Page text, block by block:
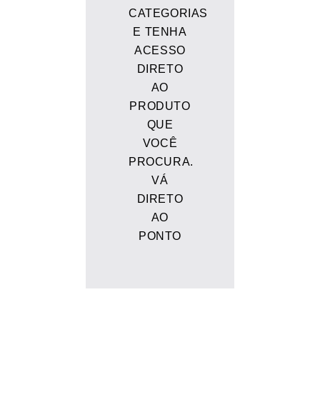
CATEGORIAS
E TENHA
ACESSO
DIRETO
AO
PRODUTO
QUE
VOCÊ
PROCURA.
VÁ
DIRETO
AO
PONTO